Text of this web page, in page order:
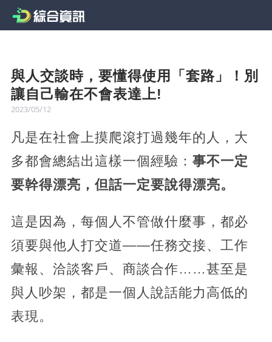
與人交談時，要懂得使用「套路」！別
讓自己輸在不會表達上!
2023/05/12
凡是在社會上摸爬滾打過幾年的人，大
多都會總結出這樣一個經驗： 事不一定
要幹得漂亮，但話一定要說得漂亮。
這是因為，每個人不管做什麼事，都必
須要與他人打交道——任務交接、工作
彙報、洽談客戶、商談合作……甚至是
與人吵架，都是一個人說話能力高低的
表現。